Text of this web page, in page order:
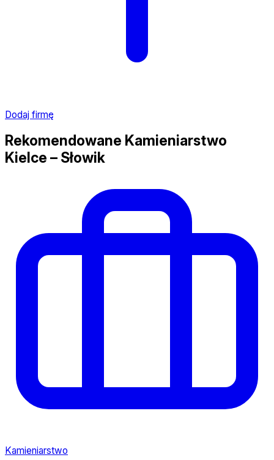
Dodaj firmę
Rekomendowane Kamieniarstwo
Kielce – Słowik
Kamieniarstwo